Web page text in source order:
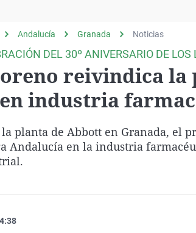
el perro y el
Operación Viuda
Negra
Navarra
Andalucía Granada Noticias
DEL 30º ANIVERSARIO DE
reivindica
industria
planta de Abbott en Granada, el
Andalucía en la industria